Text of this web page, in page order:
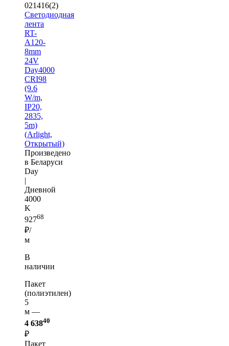
021416(2)
Светодиодная
лента
RT-
A120-
8mm
24V
Day4000
CRI98
(9.6
W/m,
IP20,
2835,
5m)
(Arlight,
Открытый)
Произведено
в Беларуси
Day
|
Дневной
4000
K
92768
₽/
м
В
наличии
Пакет
(полиэтилен)
5
м —
4 63840
₽
Пакет